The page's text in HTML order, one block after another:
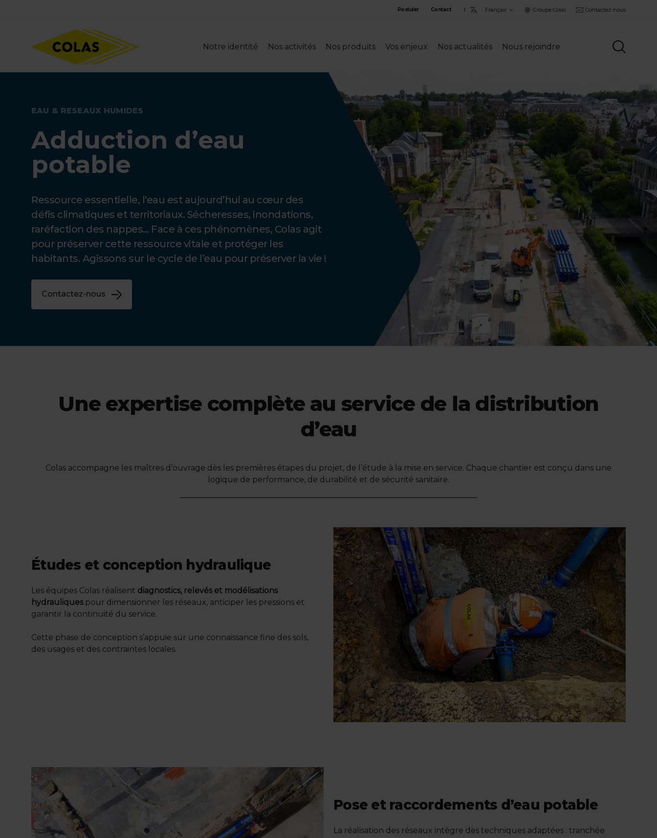
Postuler Contact
la
Groupe Colas Contactez-nous
Notre identité Nos activités Nos produits Vos enjeux Nos actualités Nous rejoindre
EAU & RESEAUX HUMIDES
Adduction d’eau
potable
Ressource essentielle, l’eau est aujourd’hui au cœur des
défis climatiques et territoriaux. Sécheresses, inondations,
raréfaction des nappes… Face à ces phénomènes, Colas agit
pour préserver cette ressource vitale et protéger les
habitants. Agissons sur le cycle de l’eau pour préserver la vie !
Contactez-nous
Une expertise complète au service de la distribution
d’eau
Colas accompagne les maîtres d’ouvrage dès les premières étapes du projet, de l’étude à la mise en service. Chaque chantier est conçu dans une
logique de performance, de durabilité et de sécurité sanitaire.
Études et conception hydraulique
Les équipes Colas réalisent diagnostics, relevés et modélisations
hydrauliques pour dimensionner les réseaux, anticiper les pressions et
garantir la continuité du service.
Cette phase de conception s’appuie sur une connaissance fine des sols,
des usages et des contraintes locales.
Pose et raccordements d’eau potable
La réalisation des réseaux intègre des techniques adaptées : tranchée